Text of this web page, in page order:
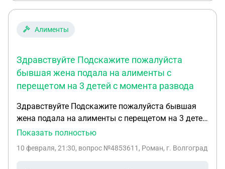
Алименты
Здравствуйте Подскажите пожалуйста
бывшая жена подала на алименты с
перещетом на 3 детей с момента развода
Здравствуйте Подскажите пожалуйста бывшая
жена подала на алименты с перещетом на 3 детей
с момента развода развелись мы в 2022 году но
нет подтверждения что я выплачивал алименты
Показать полностью
10 февраля, 21:30, вопрос №4853611, Роман, г. Волгоград